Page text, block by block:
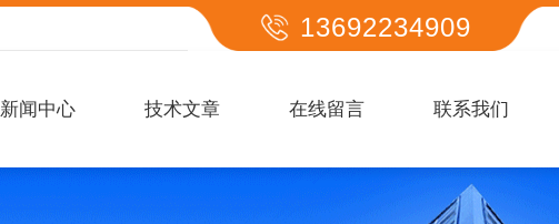
13692234909
新闻中心 技术文章 在线留言 联系我们